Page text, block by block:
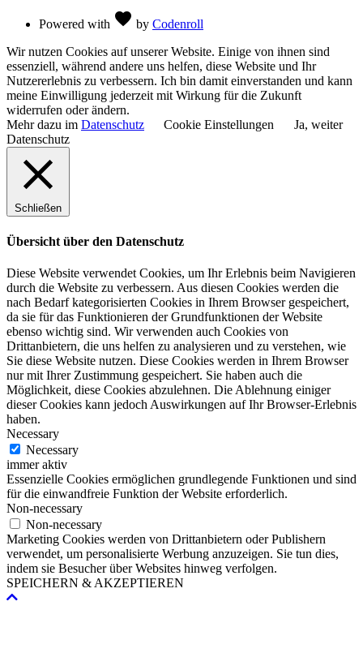
Powered with favorite by Codenroll
Wir nutzen Cookies auf unserer Website. Einige von ihnen sind
essenziell, während andere uns helfen, diese Website und Ihr
Nutzererlebnis zu verbessern. Ich bin damit einverstanden und kann
meine Einwilligung jederzeit mit Wirkung für die Zukunft
widerrufen oder ändern.
Mehr dazu im Datenschutz Cookie Einstellungen
Ja, weiter
Datenschutz
Schließen
Übersicht über den Datenschutz
Diese Website verwendet Cookies, um Ihr Erlebnis beim Navigieren
durch die Website zu verbessern. Aus diesen Cookies werden die
nach Bedarf kategorisierten Cookies in Ihrem Browser gespeichert,
da sie für das Funktionieren der Grundfunktionen der Website
ebenso wichtig sind. Wir verwenden auch Cookies von
Drittanbietern, die uns helfen zu analysieren und zu verstehen, wie
Sie diese Website nutzen. Diese Cookies werden in Ihrem Browser
nur mit Ihrer Zustimmung gespeichert. Sie haben auch die
Möglichkeit, diese Cookies abzulehnen. Die Ablehnung einiger
dieser Cookies kann jedoch Auswirkungen auf Ihr Browser-Erlebnis
haben.
Necessary
Necessary
immer aktiv
Essenzielle Cookies ermöglichen grundlegende Funktionen und sind
für die einwandfreie Funktion der Website erforderlich.
Non-necessary
Non-necessary
Marketing Cookies werden von Drittanbietern oder Publishern
verwendet, um personalisierte Werbung anzuzeigen. Sie tun dies,
indem sie Besucher über Websites hinweg verfolgen.
SPEICHERN & AKZEPTIEREN
Nach